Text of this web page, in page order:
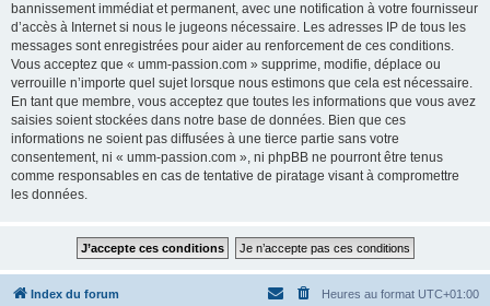
bannissement immédiat et permanent, avec une notification à votre fournisseur
d’accès à Internet si nous le jugeons nécessaire. Les adresses IP de tous les
messages sont enregistrées pour aider au renforcement de ces conditions.
Vous acceptez que « umm-passion.com » supprime, modifie, déplace ou
verrouille n’importe quel sujet lorsque nous estimons que cela est nécessaire.
En tant que membre, vous acceptez que toutes les informations que vous avez
saisies soient stockées dans notre base de données. Bien que ces
informations ne soient pas diffusées à une tierce partie sans votre
consentement, ni « umm-passion.com », ni phpBB ne pourront être tenus
comme responsables en cas de tentative de piratage visant à compromettre
les données.
Index du forum Heures au format UTC+01:00